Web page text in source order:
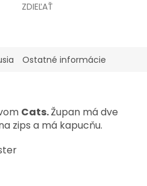
ZDIEĽAŤ
Ostatné informácie
Cats.Župan má dve
zips a má kapucňu.